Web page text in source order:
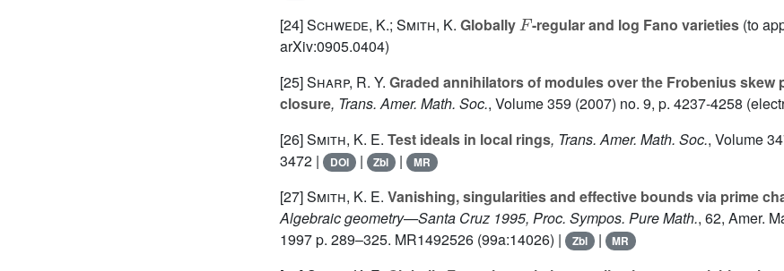
[24]Schwede, K.; Smith, K. Globally -regular and log Fano varieties (to
arXiv:0905.0404)
[25]Sharp, R. Y. Graded annihilators of modules over the Frobenius skew
closure, Trans. Amer. Math. Soc., Volume 359 (2007) no. 9, p. 4237-4258
[26]Smith, K. E. Test ideals in local rings, Trans. Amer. Math. Soc., Volume
3472 |
DOI | Zbl | MR
[27]Smith, K. E. Vanishing, singularities and effective bounds via prime
Algebraic geometry—Santa Cruz 1995, Proc. Sympos. Pure Math., 62, Amer.
1997 p. 289–325. MR1492526 (99a:14026) |
Zbl | MR